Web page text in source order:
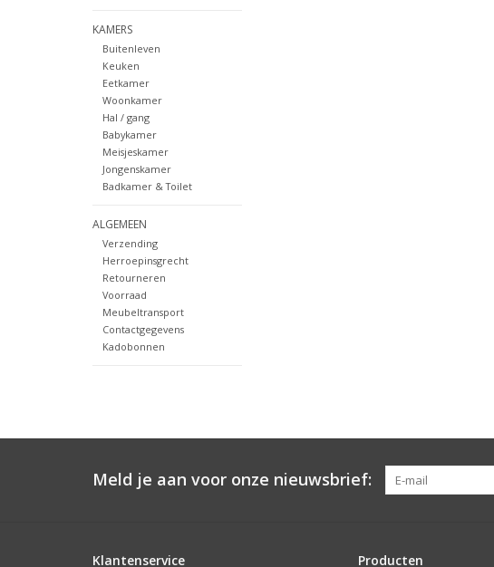
KAMERS
Buitenleven
Keuken
Eetkamer
Woonkamer
Hal / gang
Babykamer
Meisjeskamer
Jongenskamer
Badkamer & Toilet
ALGEMEEN
Verzending
Herroepinsgrecht
Retourneren
Voorraad
Meubeltransport
Contactgegevens
Kadobonnen
Meld je aan voor onze nieuwsbrief:
Klantenservice Producten